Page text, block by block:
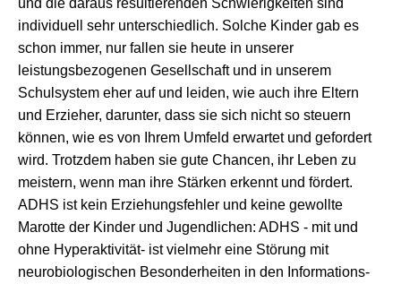
und die daraus resultierenden Schwierigkeiten sind
individuell sehr unterschiedlich. Solche Kinder gab es
schon immer, nur fallen sie heute in unserer
leistungsbezogenen Gesellschaft und in unserem
Schulsystem eher auf und leiden, wie auch ihre Eltern
und Erzieher, darunter, dass sie sich nicht so steuern
können, wie es von Ihrem Umfeld erwartet und gefordert
wird. Trotzdem haben sie gute Chancen, ihr Leben zu
meistern, wenn man ihre Stärken erkennt und fördert.
ADHS ist kein Erziehungsfehler und keine gewollte
Marotte der Kinder und Jugendlichen: ADHS - mit und
ohne Hyperaktivität- ist vielmehr eine Störung mit
neurobiologischen Besonderheiten in den Informations-